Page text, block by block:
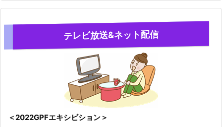
テレビ放送&ネット配信
＜2022GPFエキシビション＞